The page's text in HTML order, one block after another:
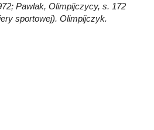
Pawlak, Olimpijczycy, s. 172
sportowej). Olimpijczyk.